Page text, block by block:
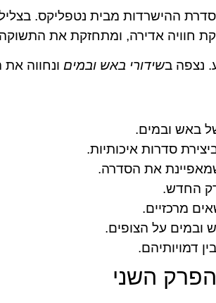
ההישרדות מבית נטפליקס.
חוויה אדירה, ומתחזקת את
נצפה בשידורי באש ובמים ונחווה
סדרות איכותיות.
את הסדרה.
החדש.
מרכזיים.
ובמים על הצופים.
דמויותיהם.
השני